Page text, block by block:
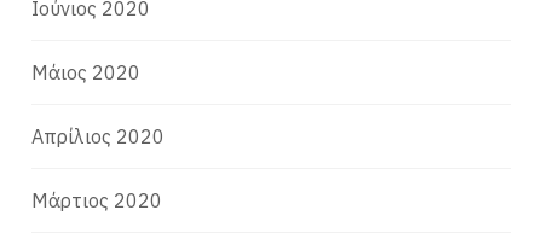
Ιούνιος 2020
Μάιος 2020
Απρίλιος 2020
Μάρτιος 2020